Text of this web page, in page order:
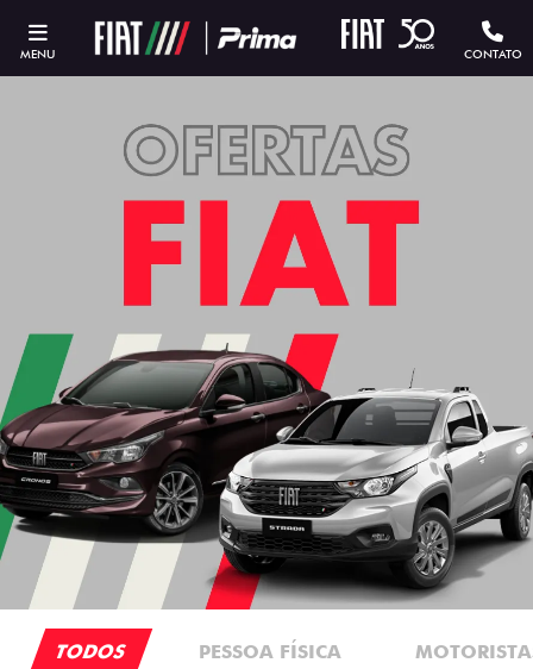
MENU CONTATO
TODOS PESSOA FÍSICA